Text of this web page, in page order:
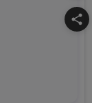
share